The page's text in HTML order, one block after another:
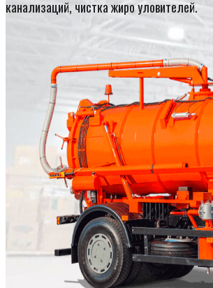
канализаций, чистка жиро уловителей.